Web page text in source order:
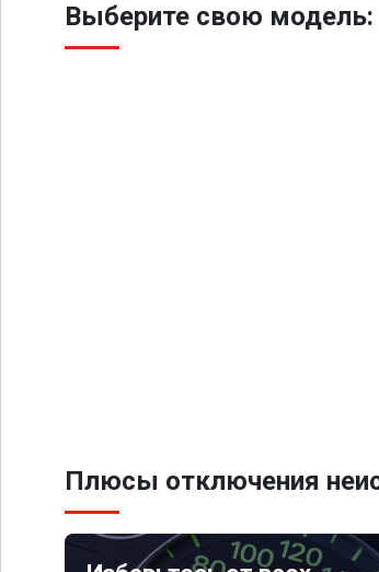
Выберите свою модель:
Плюсы отключения